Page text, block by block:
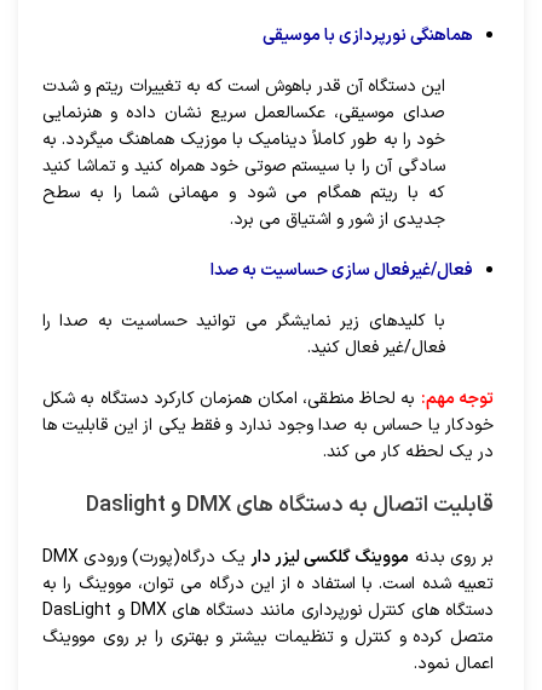
هماهنگی نورپردازی با موسیقی
این دستگاه آن قدر باهوش است که به تغییرات ریتم و شدت
صدای موسیقی، عکس­العمل سریع نشان داده و هنرنمایی
خود را به طور کاملاً دینامیک با موزیک هماهنگ می­گردد. به
سادگی آن را با سیستم صوتی خود همراه کنید و تماشا کنید
که با ریتم همگام می شود و مهمانی شما را به سطح
جدیدی از شور و اشتیاق می برد.
فعال/غیرفعال سازی حساسیت به صدا
با کلیدهای زیر نمایشگر می توانید حساسیت به صدا را
فعال/غیر فعال کنید.
توجه مهم: به لحاظ منطقی، امکان همزمان کارکرد دستگاه به شکل
خودکار یا حساس به صدا وجود ندارد و فقط یکی از این قابلیت ها
در یک لحظه کار می کند.
قابلیت اتصال به دستگاه هایDMX و Daslight
بر روی بدنه مووینگ گلکسی لیزر دار
یک درگاه(پورت) ورودی DMX
تعبیه شده است. با استفاد ه از این درگاه می توان، مووینگ را به
دستگاه های کنترل نورپرداری مانند دستگاه های DMX و DasLight
متصل کرده و کنترل و تنظیمات بیشتر و بهتری را بر روی مووینگ
اعمال نمود.